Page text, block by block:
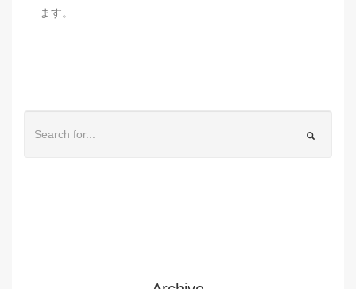
ます。